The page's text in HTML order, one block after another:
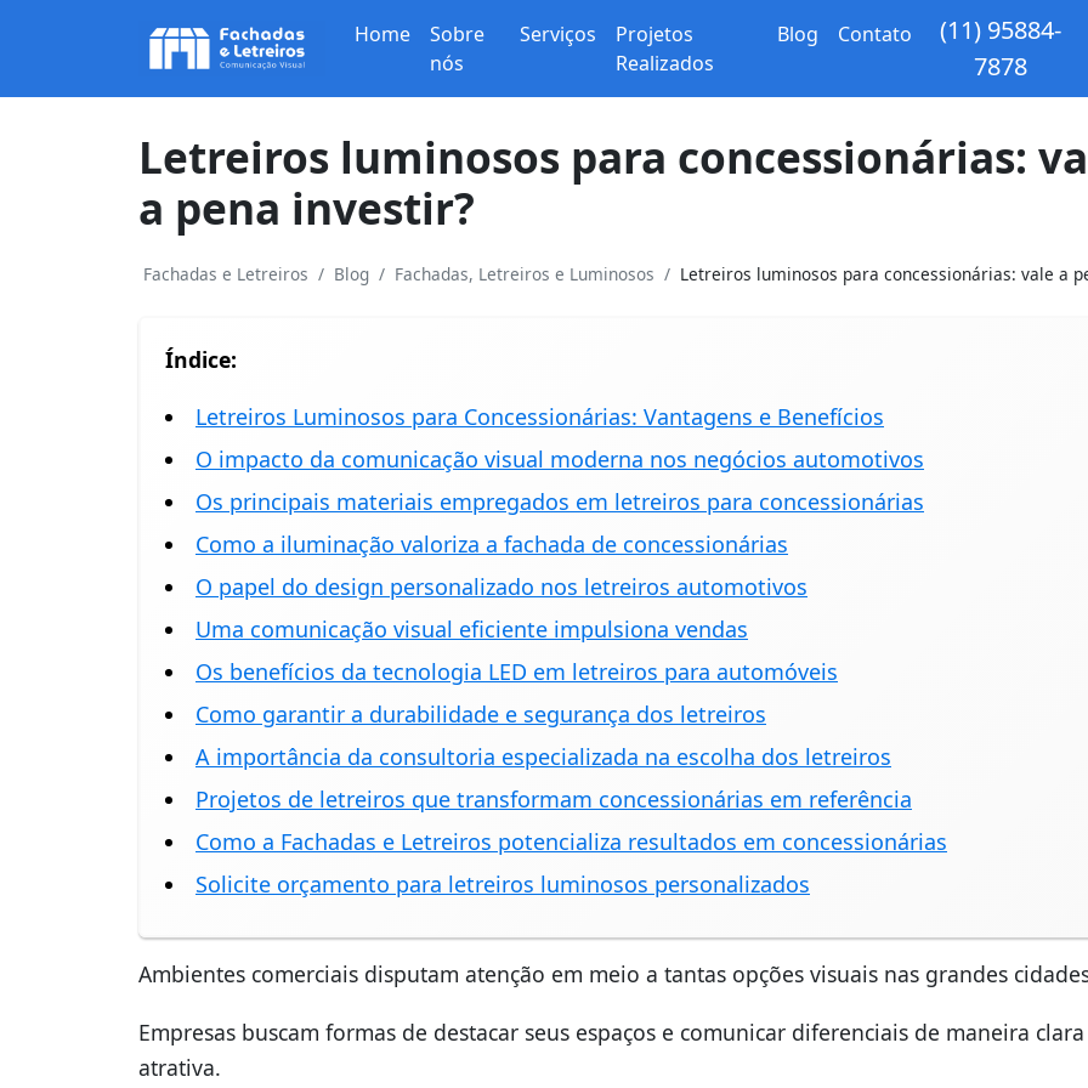
Home
Sobre
nós
Serviços
Projetos
Realizados
Blog Contato
(11) 95884-
7878
Letreiros luminosos para concessionárias:
a pena investir?
Fachadas e Letreiros Blog Fachadas, Letreiros e Luminosos Letreiros luminosos para concessionárias: vale a
Índice:
Letreiros Luminosos para Concessionárias: Vantagens e Benefícios
O impacto da comunicação visual moderna nos negócios automotivos
Os principais materiais empregados em letreiros para concessionárias
Como a iluminação valoriza a fachada de concessionárias
O papel do design personalizado nos letreiros automotivos
Uma comunicação visual eficiente impulsiona vendas
Os benefícios da tecnologia LED em letreiros para automóveis
Como garantir a durabilidade e segurança dos letreiros
A importância da consultoria especializada na escolha dos letreiros
Projetos de letreiros que transformam concessionárias em referência
Como a Fachadas e Letreiros potencializa resultados em concessionárias
Solicite orçamento para letreiros luminosos personalizados
Ambientes comerciais disputam atenção em meio a tantas opções visuais nas grandes
Empresas buscam formas de destacar seus espaços e comunicar diferenciais de maneira
atrativa.